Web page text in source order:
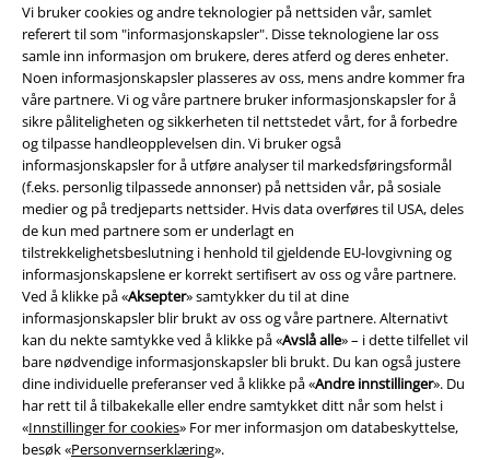
Vi bruker cookies og andre teknologier på nettsiden vår, samlet
referert til som "informasjonskapsler". Disse teknologiene lar oss
samle inn informasjon om brukere, deres atferd og deres enheter.
Noen informasjonskapsler plasseres av oss, mens andre kommer fra
våre partnere. Vi og våre partnere bruker informasjonskapsler for å
sikre påliteligheten og sikkerheten til nettstedet vårt, for å forbedre
og tilpasse handleopplevelsen din. Vi bruker også
informasjonskapsler for å utføre analyser til markedsføringsformål
(f.eks. personlig tilpassede annonser) på nettsiden vår, på sosiale
medier og på tredjeparts nettsider. Hvis data overføres til USA, deles
de kun med partnere som er underlagt en
tilstrekkelighetsbeslutning i henhold til gjeldende EU-lovgivning og
informasjonskapslene er korrekt sertifisert av oss og våre partnere.
Ved å klikke på «Aksepter» samtykker du til at dine
informasjonskapsler blir brukt av oss og våre partnere. Alternativt
kan du nekte samtykke ved å klikke på «Avslå alle» – i dette tilfellet vil
bare nødvendige informasjonskapsler bli brukt. Du kan også justere
dine individuelle preferanser ved å klikke på «Andre innstillinger». Du
har rett til å tilbakekalle eller endre samtykket ditt når som helst i
«Innstillinger for cookies» For mer informasjon om databeskyttelse,
besøk «Personvernserklæring».
Juridisk informasjon/Vilkår
Vilkår
Impressum
Konfidensialitetserklæring
Avfallshåndtering og miljøbeskyttelse